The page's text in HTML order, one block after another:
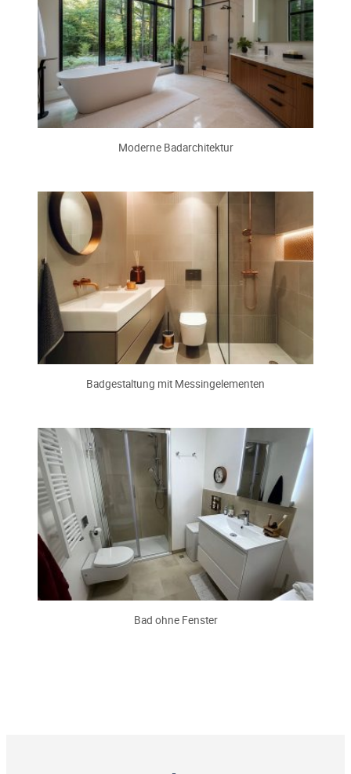
Moderne Badarchitektur
Badgestaltung mit Messingelementen
Bad ohne Fenster